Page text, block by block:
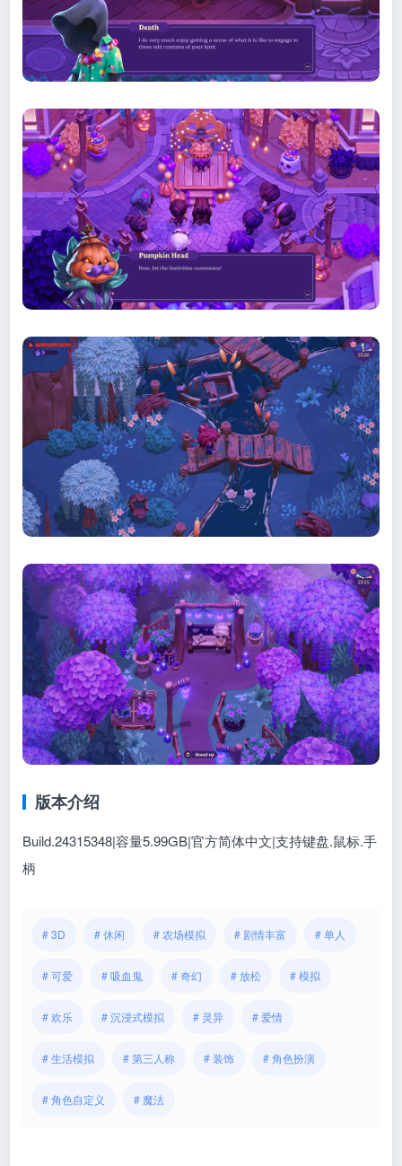
版本介绍
Build.24315348|容量5.99GB|官方简体中文|支持键盘.鼠标.手
柄
# 3D # 休闲 # 农场模拟 # 剧情丰富 # 单人
# 可爱 # 吸血鬼 # 奇幻 # 放松 # 模拟
# 欢乐 # 沉浸式模拟 # 灵异 # 爱情
# 生活模拟 # 第三人称 # 装饰 # 角色扮演
# 角色自定义 # 魔法